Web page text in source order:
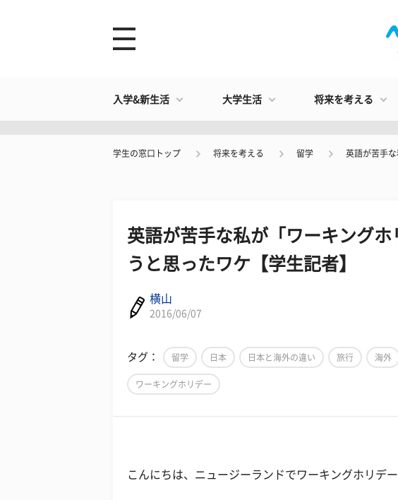
入学&新生活 大学生活 将来を考える
学生の窓口トップ 将来を考える 留学 英語が苦手
英語が苦手な私が「ワーキングホ
うと思ったワケ【学生記者】
横山
2016/06/07
タグ： 留学 日本 日本と海外の違い 旅行 海外
ワーキングホリデー
こんにちは、ニュージーランドでワーキングホリデ